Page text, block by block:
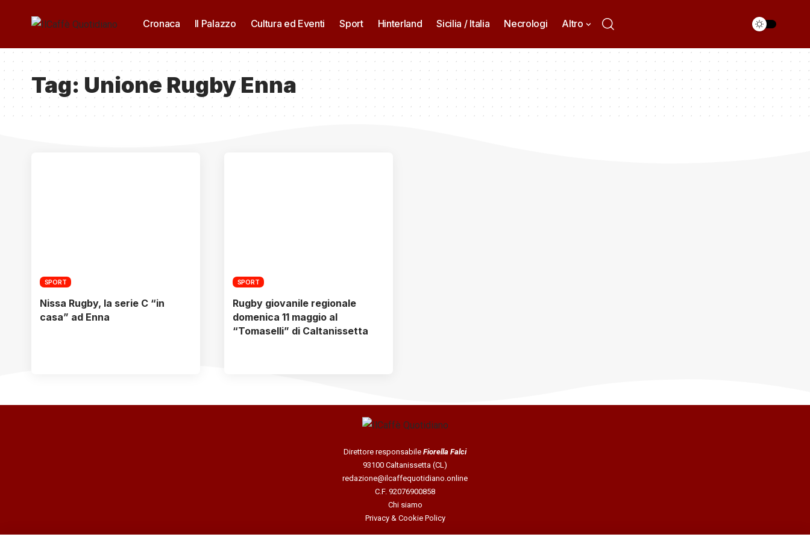
Cronaca Il Palazzo Cultura ed Eventi Sport Hinterland Sicilia / Italia Necrologi Altro
Tag: Unione Rugby Enna
SPORT
Nissa Rugby, la serie C “in
casa” ad Enna
SPORT
Rugby giovanile regionale
domenica 11 maggio al
“Tomaselli” di Caltanissetta
Direttore responsabile Fiorella Falci
93100 Caltanissetta (CL)
redazione@ilcaffequotidiano.online
C.F. 92076900858
Chi siamo
Privacy & Cookie Policy